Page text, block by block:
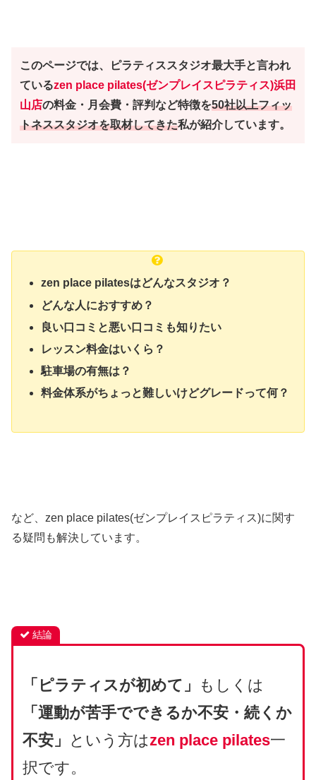
このページでは、ピラティススタジオ最大手と言われ
ているzen place pilates(ゼンプレイスピラティス)浜田
山店の料金・月会費・評判など特徴を50社以上フィッ
トネススタジオを取材してきた私が紹介しています。
zen place pilatesはどんなスタジオ？
どんな人におすすめ？
良い口コミと悪い口コミも知りたい
レッスン料金はいくら？
駐車場の有無は？
料金体系がちょっと難しいけどグレードって何？
など、zen place pilates(ゼンプレイスピラティス)に関す
る疑問も解決しています。
結論
「ピラティスが初めて」
もしくは
「運動が苦手でできるか不安・続くか
不安」 という方はzen place pilates一
択です。